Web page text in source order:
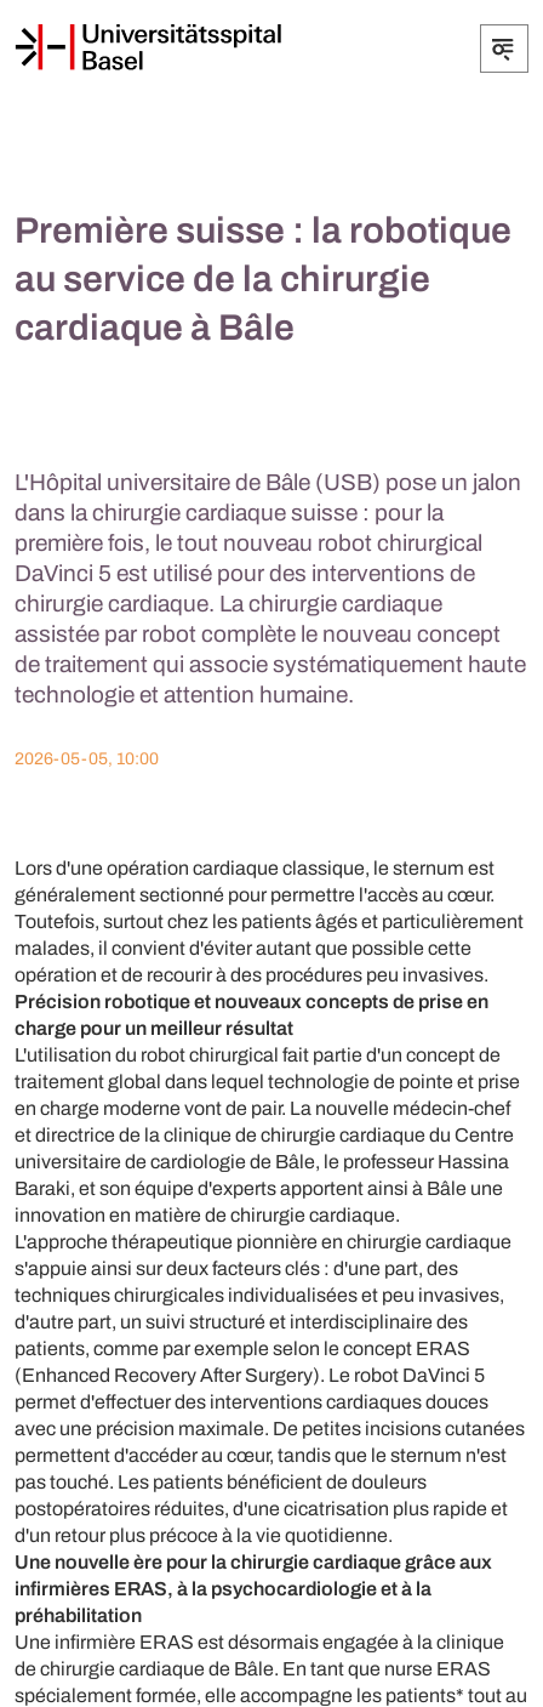
Première suisse : la robotique
au service de la chirurgie
cardiaque à Bâle
L'Hôpital universitaire de Bâle (USB) pose un jalon
dans la chirurgie cardiaque suisse : pour la
première fois, le tout nouveau robot chirurgical
DaVinci 5 est utilisé pour des interventions de
chirurgie cardiaque. La chirurgie cardiaque
assistée par robot complète le nouveau concept
de traitement qui associe systématiquement haute
technologie et attention humaine.
2026-05-05, 10:00
Lors d'une opération cardiaque classique, le sternum est
généralement sectionné pour permettre l'accès au cœur.
Toutefois, surtout chez les patients âgés et particulièrement
malades, il convient d'éviter autant que possible cette
opération et de recourir à des procédures peu invasives.
Précision robotique et nouveaux concepts de prise en
charge pour un meilleur résultat
L'utilisation du robot chirurgical fait partie d'un concept de
traitement global dans lequel technologie de pointe et prise
en charge moderne vont de pair. La nouvelle médecin-chef
et directrice de la clinique de chirurgie cardiaque du Centre
universitaire de cardiologie de Bâle, le professeur Hassina
Baraki, et son équipe d'experts apportent ainsi à Bâle une
innovation en matière de chirurgie cardiaque.
L'approche thérapeutique pionnière en chirurgie cardiaque
s'appuie ainsi sur deux facteurs clés : d'une part, des
techniques chirurgicales individualisées et peu invasives,
d'autre part, un suivi structuré et interdisciplinaire des
patients, comme par exemple selon le concept ERAS
(Enhanced Recovery After Surgery). Le robot DaVinci 5
permet d'effectuer des interventions cardiaques douces
avec une précision maximale. De petites incisions cutanées
permettent d'accéder au cœur, tandis que le sternum n'est
pas touché. Les patients bénéficient de douleurs
postopératoires réduites, d'une cicatrisation plus rapide et
d'un retour plus précoce à la vie quotidienne.
Une nouvelle ère pour la chirurgie cardiaque grâce aux
infirmières ERAS, à la psychocardiologie et à la
préhabilitation
Une infirmière ERAS est désormais engagée à la clinique
de chirurgie cardiaque de Bâle. En tant que nurse ERAS
spécialement formée, elle accompagne les patients* tout au